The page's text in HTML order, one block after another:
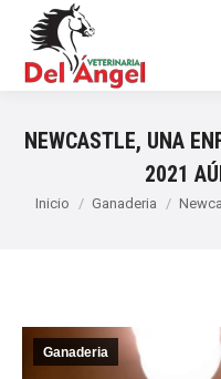
NEWCASTLE, UNA
2021
Estás aquí:
Inicio Ganaderia
Ganaderia